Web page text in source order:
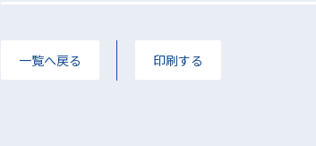
一覧へ戻る 印刷する